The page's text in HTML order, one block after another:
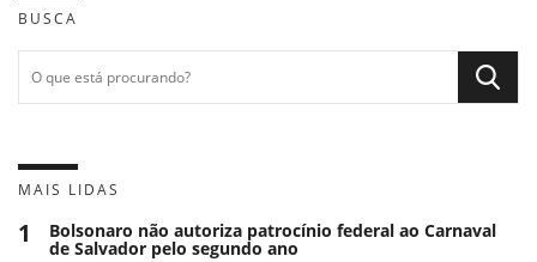
BUSCA
MAIS LIDAS
1 Bolsonaro não autoriza patrocínio federal ao Carnaval
de Salvador pelo segundo ano